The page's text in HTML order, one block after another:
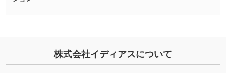
合、シンプルな色・柄の背景であれば拡張が可
を生成してほしい
URLをご指定いただければ、QRコードを生成
株式会社イディアスについて